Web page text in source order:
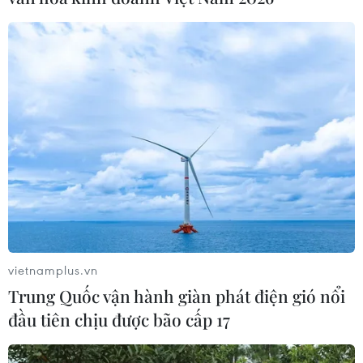
tế nông nghiệp vừa thể hiện đúng xu hướng
hiện đại vừa giúp LienVietPostBank và Xelex
giới thiệu các sản phẩm “make in Vietnam” đến
với đông đảo khách hàng. Trong thời gian tới,
LienVietPostBank sẽ tiếp tục đồng hành cùng
Xelex cung cấp máy tính bảng cho lĩnh vực giáo
dục, y tế và cộng đồng doanh nghiệp.
Tính đến hết tháng Tám, Ví Việt đã có hơn
32.000 điểm chấp nhận thanh toán với hơn 2,6
triệu người sử dụng Ví Việt trên toàn quốc./.
vietnamplus.vn
Trung Quốc vận hành giàn phát điện gió nổi
đầu tiên chịu được bão cấp 17